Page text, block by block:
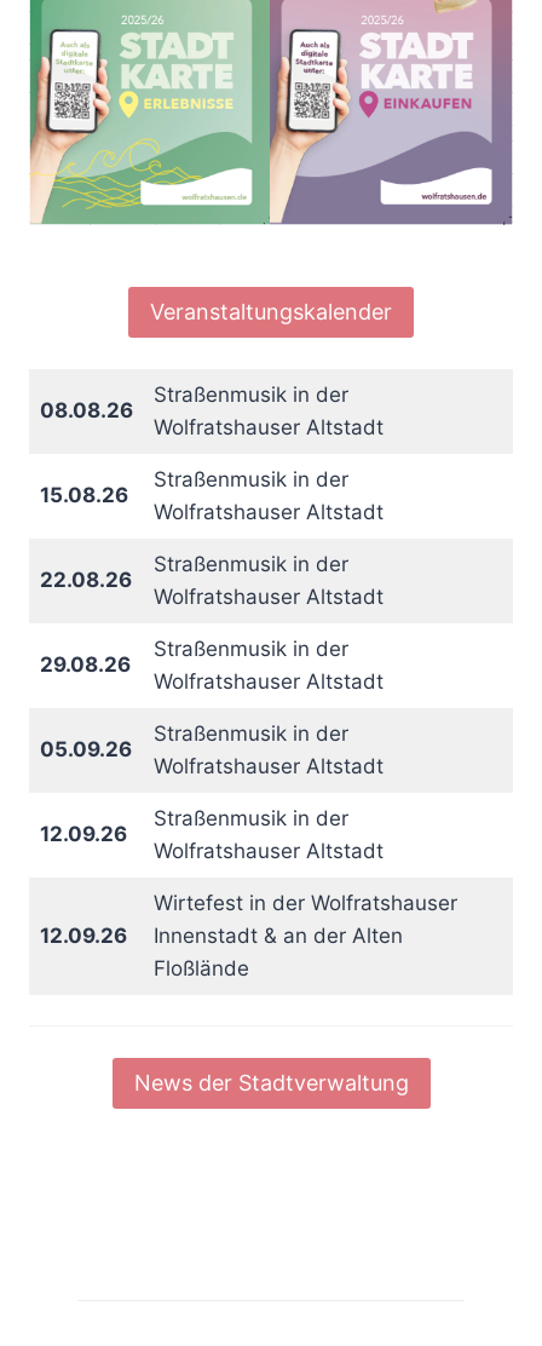
Veranstaltungskalender
08.08.26
Straßenmusik in der
Wolfratshauser Altstadt
15.08.26
Straßenmusik in der
Wolfratshauser Altstadt
22.08.26
Straßenmusik in der
Wolfratshauser Altstadt
29.08.26
Straßenmusik in der
Wolfratshauser Altstadt
05.09.26
Straßenmusik in der
Wolfratshauser Altstadt
12.09.26
Straßenmusik in der
Wolfratshauser Altstadt
12.09.26
Wirtefest in der Wolfratshauser
Innenstadt & an der Alten
Floßlände
News der Stadtverwaltung